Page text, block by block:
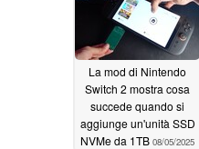
La mod di Nintendo
Switch 2 mostra cosa
succede quando si
aggiunge un'unità SSD
NVMe da 1TB 08/05/2025